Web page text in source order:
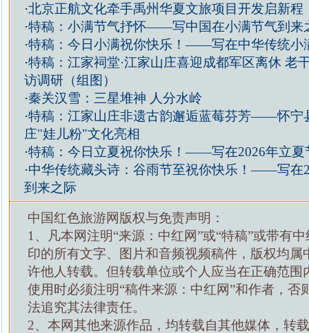
·北京正航文化牵手禹州华夏文旅项目开发启新程
·特稿：小满节气抒怀——写中国在小满节气到来
·特稿：今日小满祝你快乐！——写在中华传统小
·特稿：江家祠堂·江家山庄喜迎成都军区离休 老
访调研（组图）
·秦关汉雪：三星堆神 人分水岭
·特稿：江家山庄非遗古韵邂逅蓝莓芬芳——怀宁
庄"娃儿粉"文化亮相
·特稿：今日立夏祝你快乐！——写在2026年立夏
·中华传统藏头诗：谷雨节至祝你快乐！——写在
到来之际
中国红色旅游网版权与免责声明：
1、凡本网注明“来源：中红网”或“特稿”或带有
印的所有文字、图片和音频视频稿件，版权均属
许他人转载。但转载单位或个人应当在正确范围
使用时必须注明“稿件来源：中红网”和作者，否
法追究其法律责任。
2、本网其他来源作品，均转载自其他媒体，转